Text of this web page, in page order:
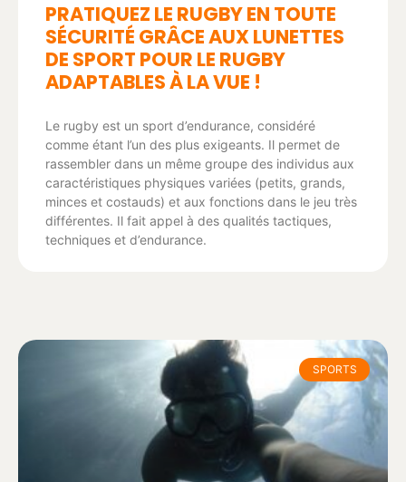
PRATIQUEZ LE RUGBY EN TOUTE
SÉCURITÉ GRÂCE AUX LUNETTES
DE SPORT POUR LE RUGBY
ADAPTABLES À LA VUE !
Le rugby est un sport d’endurance, considéré
comme étant l’un des plus exigeants. Il permet de
rassembler dans un même groupe des individus aux
caractéristiques physiques variées (petits, grands,
minces et costauds) et aux fonctions dans le jeu très
différentes. Il fait appel à des qualités tactiques,
techniques et d’endurance.
SPORTS